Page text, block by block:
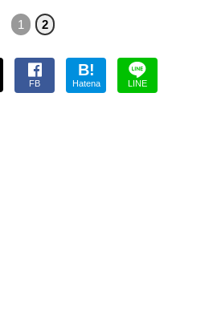
1 2
FB
B!
Hatena LINE